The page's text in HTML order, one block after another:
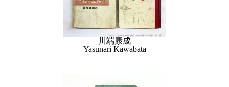
川端康成
Yasunari Kawabata